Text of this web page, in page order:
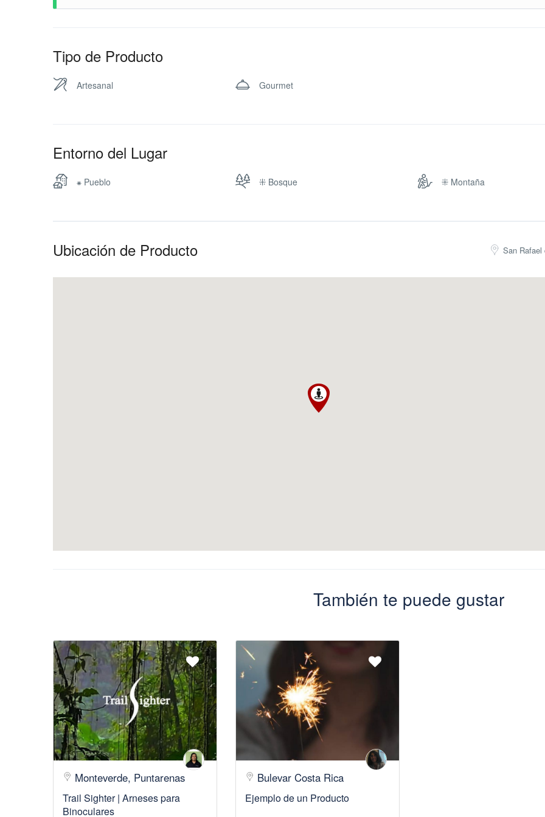
Opción 2:Sombreros de fiesta - Queque -
Tipo de Producto
Artesanal Gourmet
Entorno del Lugar
⁕ Pueblo ⁜ Bosque ⁜ Montaña
Ubicación de Producto San Rafael
También te puede gustar
Monteverde, Puntarenas
Trail Sighter | Arneses para
Binoculares
Bulevar Costa Rica
Ejemplo de un Producto